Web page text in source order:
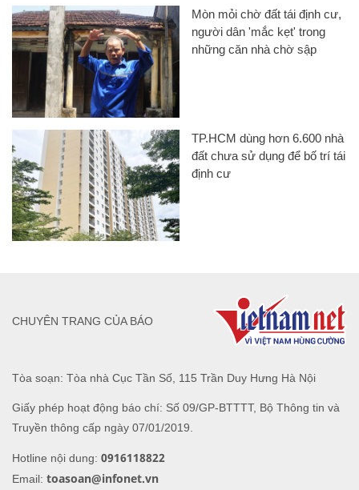
Mòn mỏi chờ đất tái định cư,
người dân 'mắc kẹt' trong
những căn nhà chờ sập
TP.HCM dùng hơn 6.600 nhà
đất chưa sử dụng để bố trí tái
định cư
Tòa soạn: Tòa nhà Cục Tần Số, 115 Trần Duy Hưng Hà Nội
Giấy phép hoạt động báo chí: Số 09/GP-BTTTT, Bộ Thông tin và
Truyền thông cấp ngày 07/01/2019.
Hotline nội dung: 0916118822
Email: toasoan@infonet.vn
CHUYÊN TRANG CỦA BÁO